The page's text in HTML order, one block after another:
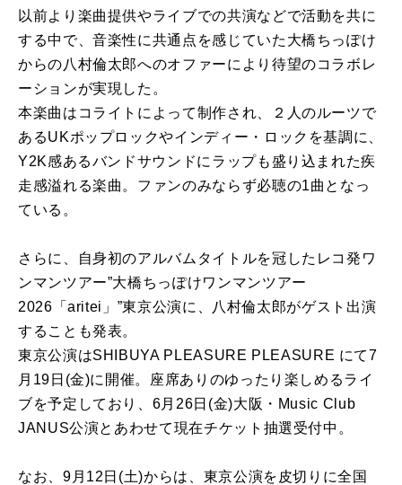
以前より楽曲提供やライブでの共演などで活動を共に
する中で、音楽性に共通点を感じていた大橋ちっぽけ
からの八村倫太郎へのオファーにより待望のコラボレ
ーションが実現した。
本楽曲はコライトによって制作され、２人のルーツで
あるUKポップロックやインディー・ロックを基調に、
Y2K感あるバンドサウンドにラップも盛り込まれた疾
走感溢れる楽曲。ファンのみならず必聴の1曲となっ
ている。
さらに、自身初のアルバムタイトルを冠したレコ発ワ
ンマンツアー”大橋ちっぽけワンマンツアー
2026「aritei」”東京公演に、八村倫太郎がゲスト出演
することも発表。
東京公演はSHIBUYA PLEASURE PLEASURE にて7
月19日(金)に開催。座席ありのゆったり楽しめるライ
ブを予定しており、6月26日(金)大阪・Music Club
JANUS公演とあわせて現在チケット抽選受付中。
なお、9月12日(土)からは、東京公演を皮切りに全国